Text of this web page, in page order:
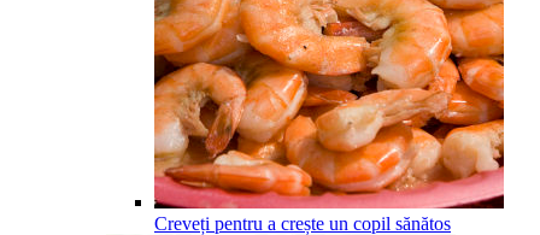
Creveți pentru a crește un copil sănătos